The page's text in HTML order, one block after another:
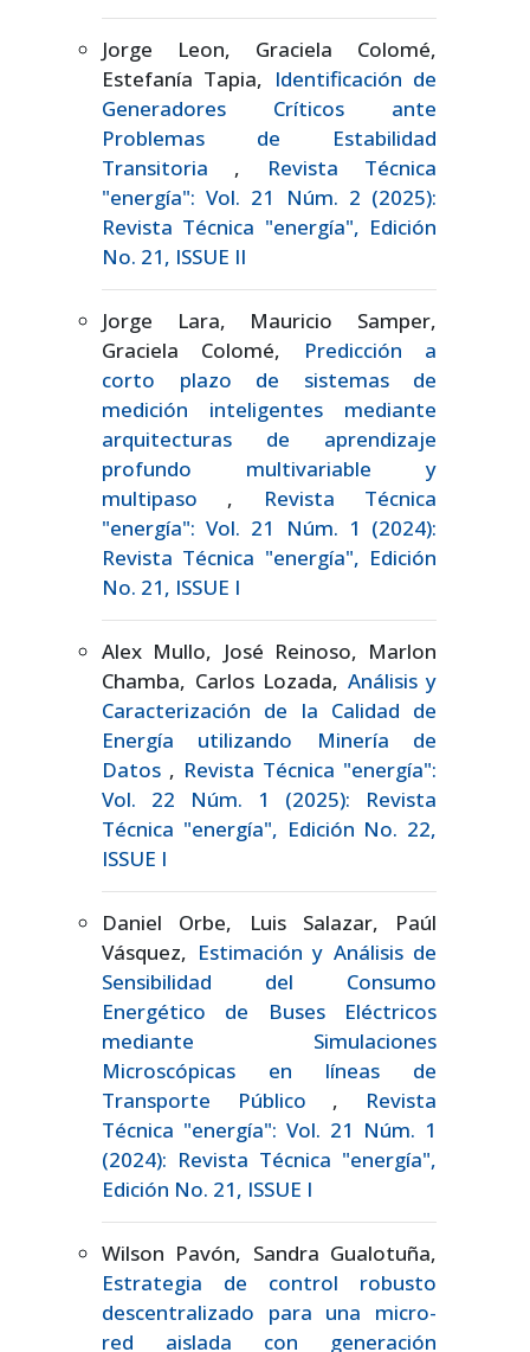
Jorge Leon, Graciela Colomé,
Estefanía Tapia, Identificación de
Generadores Críticos ante
Problemas de Estabilidad
Transitoria ,
Revista Técnica
"energía": Vol. 21 Núm. 2 (2025):
Revista Técnica "energía", Edición
No. 21, ISSUE II
Jorge Lara, Mauricio Samper,
Graciela Colomé,
Predicción a
corto plazo de sistemas de
medición inteligentes mediante
arquitecturas de aprendizaje
profundo multivariable y
multipaso ,
Revista Técnica
"energía": Vol. 21 Núm. 1 (2024):
Revista Técnica "energía", Edición
No. 21, ISSUE I
Alex Mullo, José Reinoso, Marlon
Chamba, Carlos Lozada, Análisis y
Caracterización de la Calidad de
Energía utilizando Minería de
Datos , Revista Técnica "energía":
Vol. 22 Núm. 1 (2025): Revista
Técnica "energía", Edición No. 22,
ISSUE I
Daniel Orbe, Luis Salazar, Paúl
Vásquez, Estimación y Análisis de
Sensibilidad del Consumo
Energético de Buses Eléctricos
mediante Simulaciones
Microscópicas en líneas de
Transporte Público , Revista
Técnica "energía": Vol. 21 Núm. 1
(2024): Revista Técnica "energía",
Edición No. 21, ISSUE I
Wilson Pavón, Sandra Gualotuña,
Estrategia de control robusto
descentralizado para una micro-
red aislada con generación